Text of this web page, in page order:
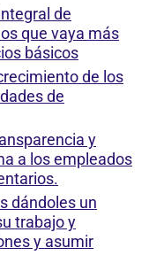
de
que vaya más
básicos
de los
de
y
a los empleados
dándoles un
trabajo y
y asumir